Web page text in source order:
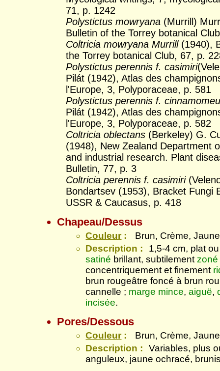
71, p. 1242
Polystictus mowryana (Murrill)
Bulletin of the Torrey botanical
Coltricia mowryana Murrill(1940),
the Torrey botanical Club, 67, p.
Polystictus perennis f. casimiri
Pilát (1942), Atlas des
l'Europe, 3, Polyporaceae, p. 581
Polystictus perennis f.
Pilát (1942), Atlas des
l'Europe, 3, Polyporaceae, p. 582
Coltricia oblectans (Berkeley) G.
(1948), New Zealand Department
and industrial research. Plant
Bulletin, 77, p. 3
Coltricia perennis f. casimiri
Bondartsev (1953), Bracket Fungi
USSR & Caucasus, p. 418
Chapeau/Dessus
Couleur:
Brun, Crème,
Description :
1,5-4 cm, plat
satiné brillant, subtilementzoné
concentriquement et finement
brun rougeâtre foncé à brun
cannelle ; marge mince,aiguë,
incisée.
Pores/Dessous
Couleur:
Brun, Crème, Jaune
Description :
Variables, plus
anguleux, jaune ochracé,